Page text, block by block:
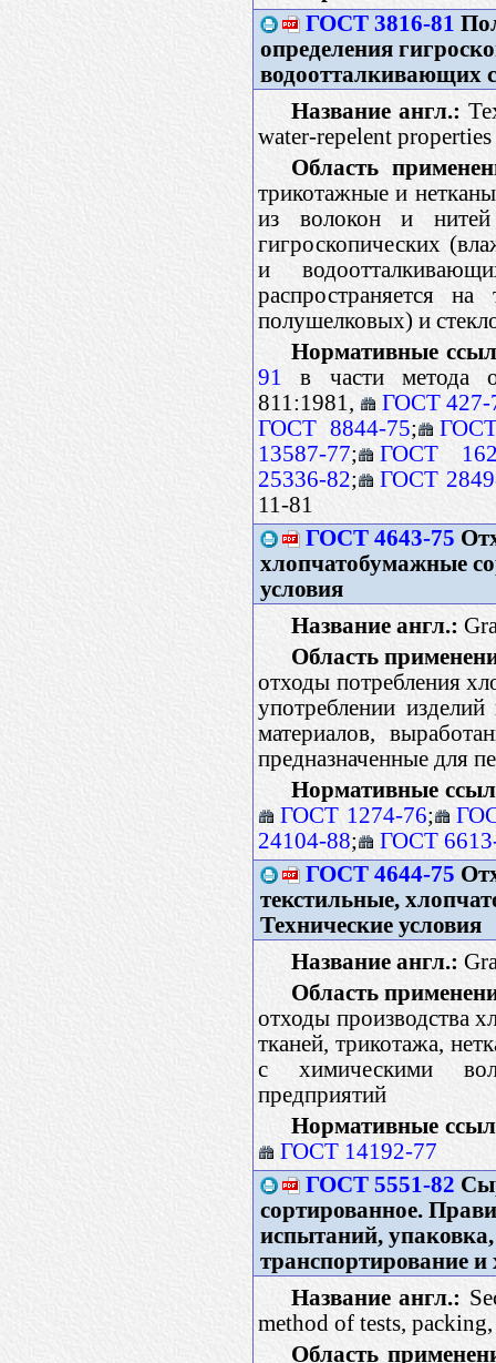
ГОСТ 3816-81
определения
водоотталкивающих
Название англ.:
water-repelent properties
Область
трикотажные и
из волокон и нитей
гигроскопических
и
распространяется
полушелковых) и
Нормативные
91
в части метода
811:1981,
ГОСТ 427-
ГОСТ 8844-75;
13587-77;
ГОСТ
25336-82;
ГОСТ
11-81
ГОСТ 4643-75
хлопчатобумажные
условия
Название англ.:
Область
отходы потребления
употреблении
материалов,
предназначенные для
Нормативные
ГОСТ 1274-76;
24104-88;
ГОСТ
ГОСТ 4644-75
текстильные,
Технические условия
Название англ.:
Область
отходы производства
тканей, трикотажа,
с химическими
предприятий
Нормативные
ГОСТ 14192-77
ГОСТ 5551-82
сортированное.
испытаний,
транспортирование и
Название англ.:
method of tests,
Область